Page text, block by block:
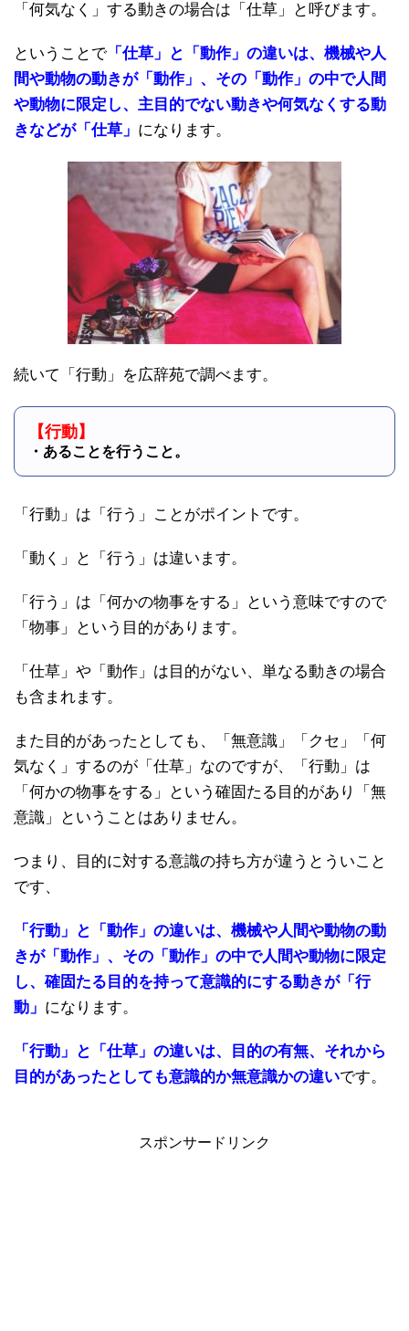
「何気なく」する動きの場合は「仕草」と呼びます。
ということで「仕草」と「動作」の違いは、機械や人
間や動物の動きが「動作」、その「動作」の中で人間
や動物に限定し、主目的でない動きや何気なくする動
きなどが「仕草」 になります。
続いて「行動」を広辞苑で調べます。
【行動】
・あることを行うこと。
「行動」は「行う」ことがポイントです。
「動く」と「行う」は違います。
「行う」は「何かの物事をする」という意味ですので
「物事」という目的があります。
「仕草」や「動作」は目的がない、単なる動きの場合
も含まれます。
また目的があったとしても、「無意識」「クセ」「何
気なく」するのが「仕草」なのですが、「行動」は
「何かの物事をする」という確固たる目的があり「無
意識」ということはありません。
つまり、目的に対する意識の持ち方が違うとういこと
です、
「行動」と「動作」の違いは、機械や人間や動物の動
きが「動作」、その「動作」の中で人間や動物に限定
し、確固たる目的を持って意識的にする動きが「行
動」 になります。
「行動」と「仕草」の違いは、目的の有無、それから
目的があったとしても意識的か無意識かの違いです。
スポンサードリンク